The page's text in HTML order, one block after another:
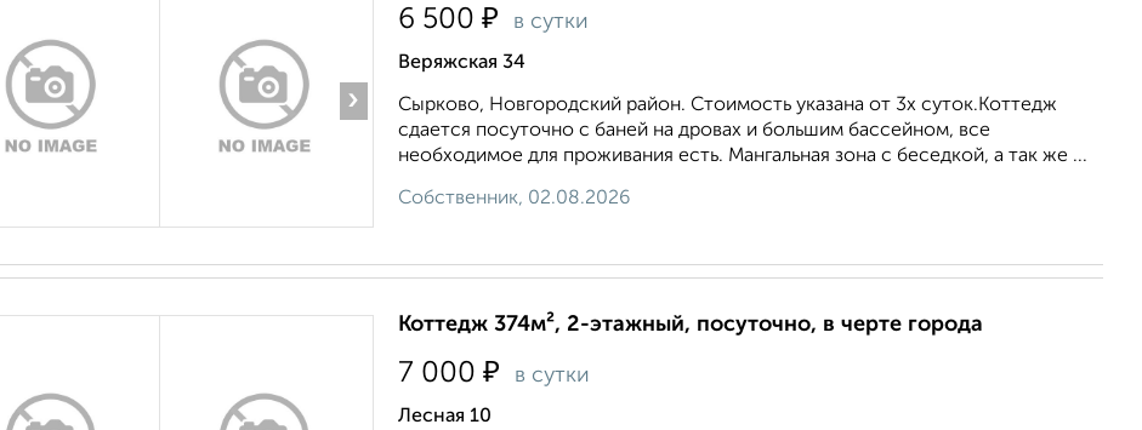
›
6 500 ₽ в сутки
Веряжская 34
Сырково, Новгородский район. Стоимость указана от 3х суток.Коттедж
сдается посуточно с баней на дровах и большим бассейном, все
необходимое для проживания есть. Мангальная зона с беседкой, а так же ...
Собственник, 02.08.2026
Коттедж 374м², 2-этажный, посуточно, в черте города
7 000 ₽ в сутки
Лесная 10